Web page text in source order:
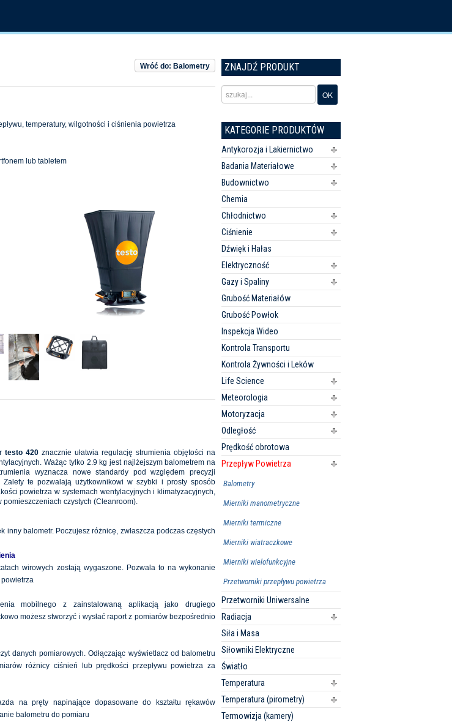
Wróć do: Balometry
temperatury, wilgotności i ciśnienia powietrza
lub tabletem
testo 420 znacznie ułatwia regulację strumienia objętości na
Ważąc tylko 2.9 kg jest najlżejszym balometrem na
wyznacza nowe standardy pod względem precyzji
Zalety te pozwalają użytkownikowi w szybki i prosty sposób
powietrza w systemach wentylacyjnych i klimatyzacyjnych,
czystych (Cleanroom).
inny balometr. Poczujesz różnicę, zwłaszcza podczas częstych
wirowych zostają wygaszone. Pozwala to na wykonanie
mobilnego z zainstalowaną aplikacją jako drugiego
możesz stworzyć i wysłać raport z pomiarów bezpośrednio
danych pomiarowych. Odłączając wyświetlacz od balometru
różnicy ciśnień lub prędkości przepływu powietrza za
na pręty napinające dopasowane do kształtu rękawów
balometru do pomiaru
ZNAJDŹ PRODUKT
KATEGORIE PRODUKTÓW
Antykorozja i Lakiernictwo
Badania Materiałowe
Budownictwo
Chemia
Chłodnictwo
Ciśnienie
Dźwięk i Hałas
Elektryczność
Gazy i Spaliny
Grubość Materiałów
Grubość Powłok
Inspekcja Wideo
Kontrola Transportu
Kontrola Żywności i Leków
Life Science
Meteorologia
Motoryzacja
Odległość
Prędkość obrotowa
Przepływ Powietrza
Balometry
Mierniki manometryczne
Mierniki termiczne
Mierniki wiatraczkowe
Mierniki wielofunkcyjne
Przetworniki przepływu powietrza
Przetworniki Uniwersalne
Radiacja
Siła i Masa
Siłowniki Elektryczne
Światło
Temperatura
Temperatura (pirometry)
Termowizja (kamery)